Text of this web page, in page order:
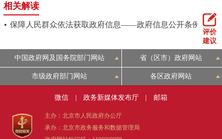
相关解读
保障人民群众依法获取政府信息——政府信息公开条例解读
评价
建议
中国政府网及国务院部门网站 省（区市）政府网站
市级政府部门网站 各区政府网站
微信 政务新媒体发布厅 邮箱
主办：北京市人民政府办公厅
承办：北京市政务服务和数据管理局